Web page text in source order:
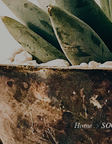
SOGGETTO
PARTNER
AZIENDE BENEFICIARIE
AREA DIDATTICA
CONTATTI
Home